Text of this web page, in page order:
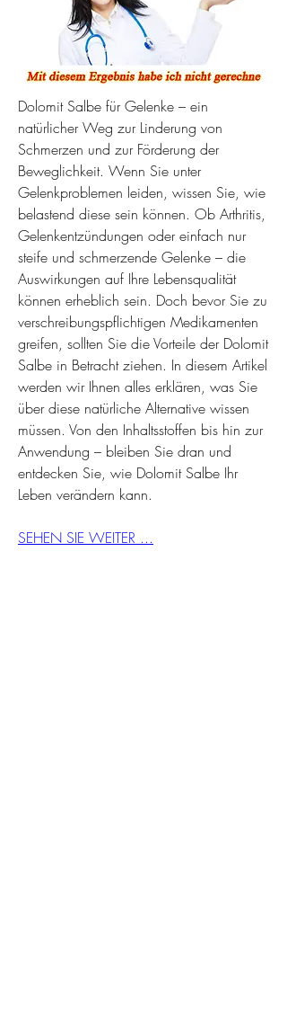
Dolomit Salbe für Gelenke – ein
natürlicher Weg zur Linderung von
Schmerzen und zur Förderung der
Beweglichkeit. Wenn Sie unter
Gelenkproblemen leiden, wissen Sie, wie
belastend diese sein können. Ob Arthritis,
Gelenkentzündungen oder einfach nur
steife und schmerzende Gelenke – die
Auswirkungen auf Ihre Lebensqualität
können erheblich sein. Doch bevor Sie zu
verschreibungspflichtigen Medikamenten
greifen, sollten Sie die Vorteile der Dolomit
Salbe in Betracht ziehen. In diesem Artikel
werden wir Ihnen alles erklären, was Sie
über diese natürliche Alternative wissen
müssen. Von den Inhaltsstoffen bis hin zur
Anwendung – bleiben Sie dran und
entdecken Sie, wie Dolomit Salbe Ihr
Leben verändern kann.
SEHEN SIE WEITER ...